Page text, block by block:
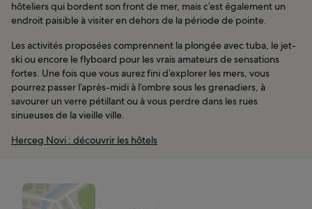
hôteliers qui bordent son front de mer, mais c’est également un
endroit paisible à visiter en dehors de la période de pointe.
Les activités proposées comprennent la plongée avec tuba, le jet-
ski ou encore le flyboard pour les vrais amateurs de sensations
fortes. Une fois que vous aurez fini d’explorer les mers, vous
pourrez passer l’après-midi à l’ombre sous les grenadiers, à
savourer un verre pétillant ou à vous perdre dans les rues
sinueuses de la vieille ville.
Herceg Novi : découvrir les hôtels